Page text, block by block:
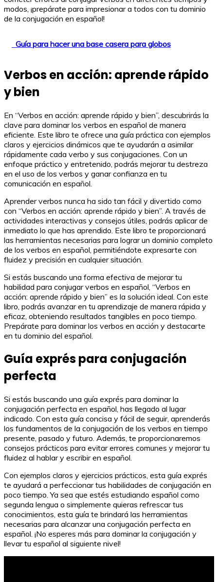
modos, ¡prepárate para impresionar a todos con tu dominio
de la conjugación en español!
Guía para hacer una base casera para globos
Verbos en acción: aprende rápido
y bien
En “Verbos en acción: aprende rápido y bien”, descubrirás la
clave para dominar los verbos en español de manera
eficiente. Este libro te ofrece una guía práctica con ejemplos
claros y ejercicios dinámicos que te ayudarán a asimilar
rápidamente cada verbo y sus conjugaciones. Con un
enfoque práctico y entretenido, podrás mejorar tu destreza
en el uso de los verbos y ganar confianza en tu
comunicación en español.
Aprender verbos nunca ha sido tan fácil y divertido como
con “Verbos en acción: aprende rápido y bien”. A través de
actividades interactivas y consejos útiles, podrás aplicar de
inmediato lo que has aprendido. Este libro te proporcionará
las herramientas necesarias para lograr un dominio completo
de los verbos en español, permitiéndote expresarte con
fluidez y precisión en cualquier situación.
Si estás buscando una forma efectiva de mejorar tu
habilidad para conjugar verbos en español, “Verbos en
acción: aprende rápido y bien” es la solución ideal. Con este
libro, podrás avanzar en tu aprendizaje de manera rápida y
eficaz, obteniendo resultados tangibles en poco tiempo.
Prepárate para dominar los verbos en acción y destacarte
en tu dominio del español.
Guía exprés para conjugación
perfecta
Si estás buscando una guía exprés para dominar la
conjugación perfecta en español, has llegado al lugar
indicado. Con esta guía concisa y fácil de seguir, aprenderás
los fundamentos de la conjugación de los verbos en tiempo
presente, pasado y futuro. Además, te proporcionaremos
consejos prácticos para evitar errores comunes y mejorar tu
fluidez al hablar y escribir en español.
Con ejemplos claros y ejercicios prácticos, esta guía exprés
te ayudará a perfeccionar tus habilidades de conjugación en
poco tiempo. Ya sea que estés estudiando español como
segunda lengua o simplemente quieras refrescar tus
conocimientos, esta guía te brindará las herramientas
necesarias para alcanzar una conjugación perfecta en
español. ¡No esperes más para dominar la conjugación y
llevar tu español al siguiente nivel!